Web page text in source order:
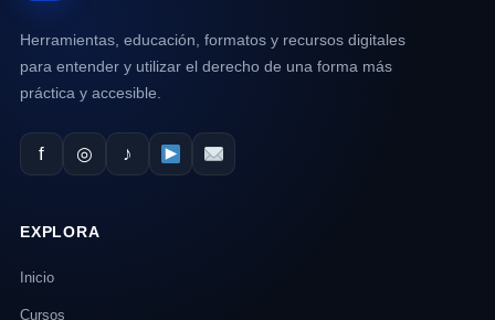
Herramientas, educación, formatos y recursos digitales
para entender y utilizar el derecho de una forma más
práctica y accesible.
f ◎ ♪
EXPLORA
Inicio
Cursos